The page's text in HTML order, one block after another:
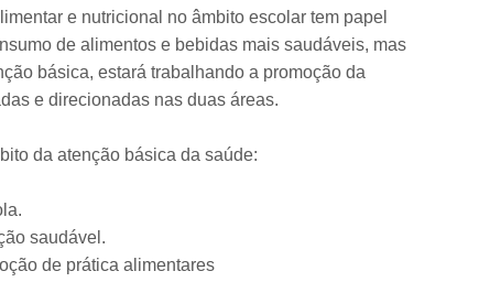
e nutricional no âmbito escolar tem papel
de alimentos e bebidas mais saudáveis, mas
básica, estará trabalhando a promoção da
e direcionadas nas duas áreas.
da atenção básica da saúde:
saudável.
de prática alimentares